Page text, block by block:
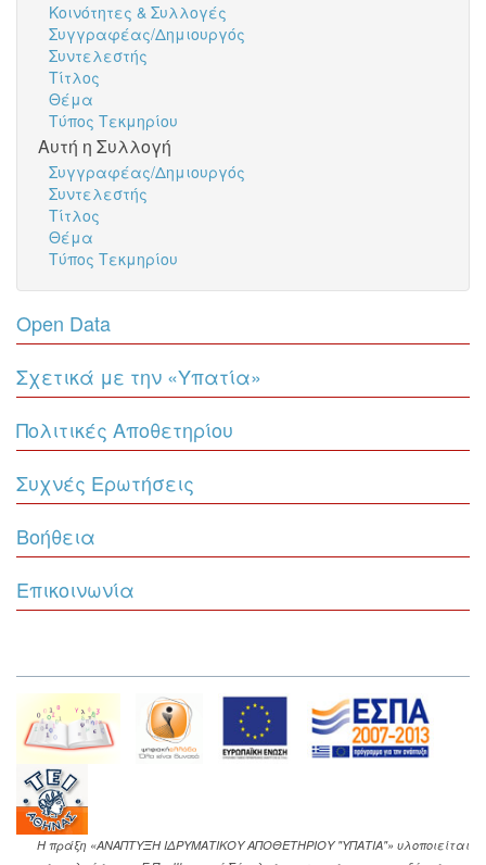
Κοινότητες & Συλλογές
Συγγραφέας/Δημιουργός
Συντελεστής
Τίτλος
Θέμα
Τύπος Τεκμηρίου
Αυτή η Συλλογή
Συγγραφέας/Δημιουργός
Συντελεστής
Τίτλος
Θέμα
Τύπος Τεκμηρίου
Open Data
Σχετικά με την «Υπατία»
Πολιτικές Αποθετηρίου
Συχνές Ερωτήσεις
Βοήθεια
Επικοινωνία
Η πράξη «ΑΝΑΠΤΥΞΗ ΙΔΡΥΜΑΤΙΚΟΥ ΑΠΟΘΕΤΗΡΙΟΥ "ΥΠΑΤΙΑ"» υλοποιείται